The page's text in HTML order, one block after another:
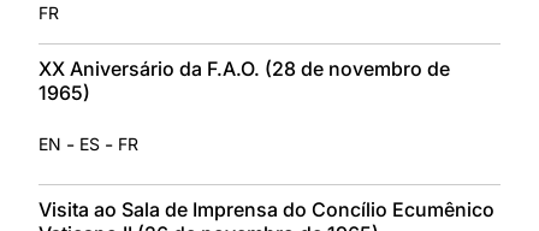
FR
XX Aniversário da F.A.O. (28 de novembro de
1965)
EN - ES - FR
Visita ao Sala de Imprensa do Concílio Ecumênico